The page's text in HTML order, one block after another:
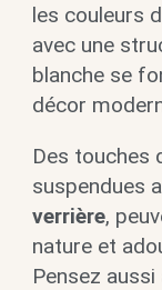
les couleurs
avec une
blanche se
décor
Des touches
suspendues
verrière,
nature et
Pensez